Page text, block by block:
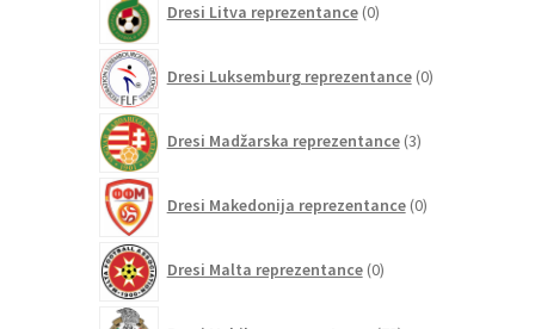
Dresi Litva reprezentance 0izdelkov
Dresi Luksemburg reprezentance 0izdelkov
Dresi Madžarska reprezentance 3izdelki
Dresi Makedonija reprezentance 0izdelkov
Dresi Malta reprezentance 0izdelkov